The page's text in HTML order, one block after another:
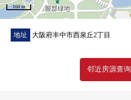
100 m
地址 大阪府丰中市西泉丘2丁目
邻近房源查询